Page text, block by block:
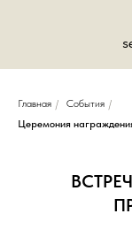
Главная / События /
Церемония